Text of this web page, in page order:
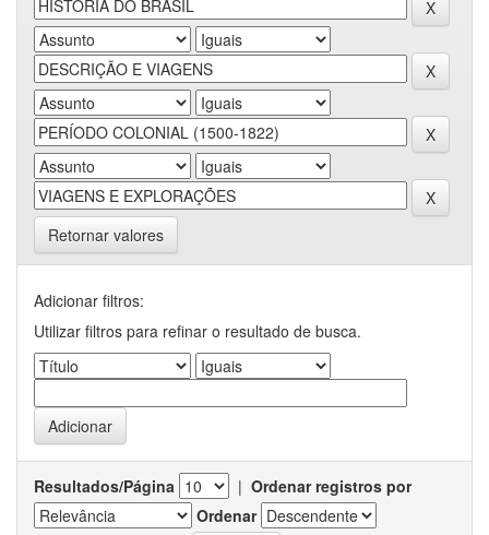
Retornar valores
Adicionar filtros:
Utilizar filtros para refinar o resultado de busca.
Resultados/Página | Ordenar registros por
Ordenar